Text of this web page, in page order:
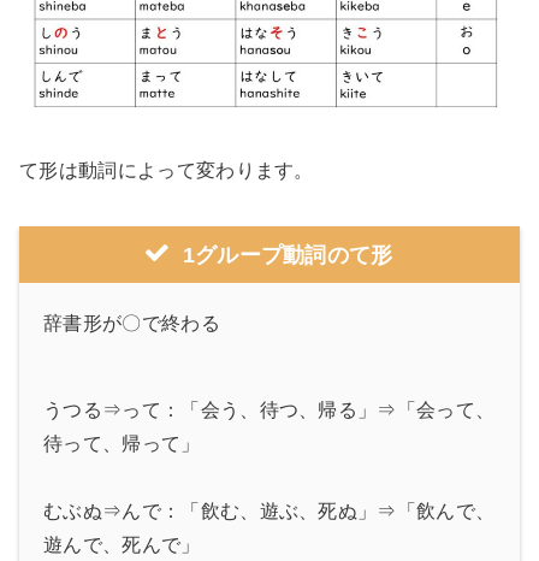
て形は動詞によって変わります。
1グループ動詞のて形
辞書形が〇で終わる
うつる⇒って：「会う、待つ、帰る」⇒「会って、
待って、帰って」
むぶぬ⇒んで：「飲む、遊ぶ、死ぬ」⇒「飲んで、
遊んで、死んで」